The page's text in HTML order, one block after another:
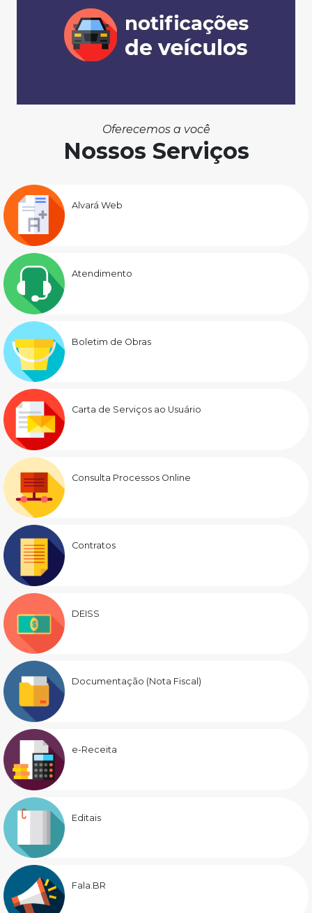
Oferecemos a você
Nossos Serviços
Alvará Web
Atendimento
Boletim de Obras
Carta de Serviços ao Usuário
Consulta Processos Online
Contratos
DEISS
Documentação (Nota Fiscal)
e-Receita
Editais
Fala.BR